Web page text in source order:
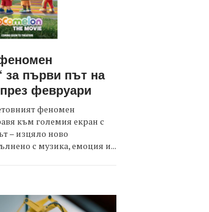
за първи път на
февруари
феномен
към големия екран с
– изцяло ново
с музика, емоция и...